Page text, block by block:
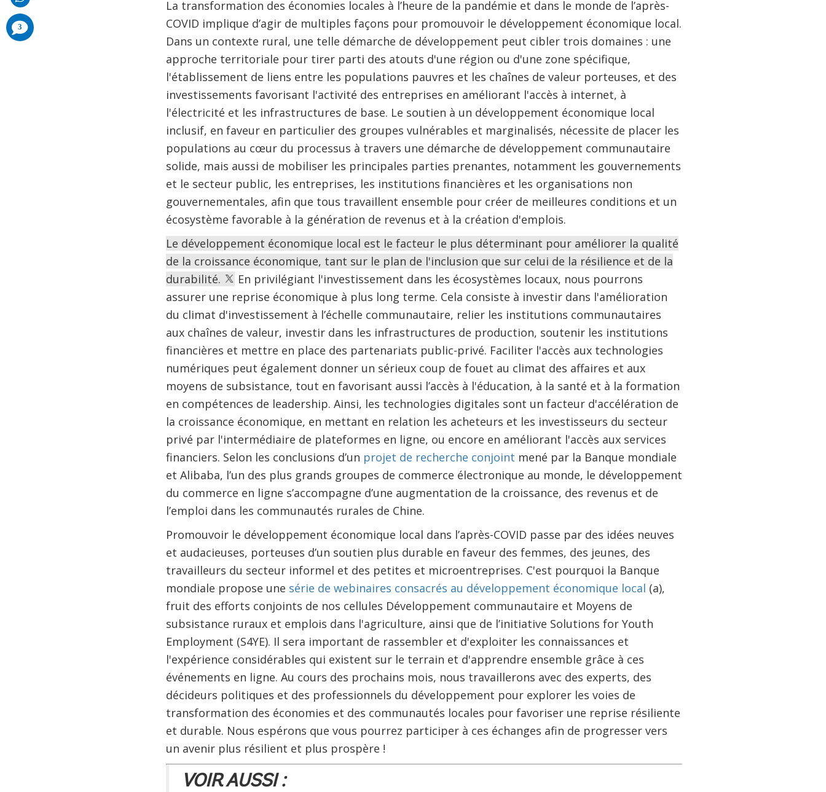
La transformation des économies locales à l’heure de la pandémie et dans le monde de l’après-
COVID implique d’agir de multiples façons pour promouvoir le développement économique local.
Dans un contexte rural, une telle démarche de développement peut cibler trois domaines : une
approche territoriale pour tirer parti des atouts d'une région ou d'une zone spécifique,
l'établissement de liens entre les populations pauvres et les chaînes de valeur porteuses, et des
investissements favorisant l'activité des entreprises en améliorant l'accès à internet, à
l'électricité et les infrastructures de base. Le soutien à un développement économique local
inclusif, en faveur en particulier des groupes vulnérables et marginalisés, nécessite de placer les
populations au cœur du processus à travers une démarche de développement communautaire
solide, mais aussi de mobiliser les principales parties prenantes, notamment les gouvernements
et le secteur public, les entreprises, les institutions financières et les organisations non
gouvernementales, afin que tous travaillent ensemble pour créer de meilleures conditions et un
écosystème favorable à la génération de revenus et à la création d'emplois.
Le développement économique local est le facteur le plus déterminant pour améliorer la qualité
de la croissance économique, tant sur le plan de l'inclusion que sur celui de la résilience et de la
durabilité.
En privilégiant l'investissement dans les écosystèmes locaux, nous pourrons
assurer une reprise économique à plus long terme. Cela consiste à investir dans l'amélioration
du climat d'investissement à l’échelle communautaire, relier les institutions communautaires
aux chaînes de valeur, investir dans les infrastructures de production, soutenir les institutions
financières et mettre en place des partenariats public-privé. Faciliter l'accès aux technologies
numériques peut également donner un sérieux coup de fouet au climat des affaires et aux
moyens de subsistance, tout en favorisant aussi l’accès à l'éducation, à la santé et à la formation
en compétences de leadership. Ainsi, les technologies digitales sont un facteur d'accélération de
la croissance économique, en mettant en relation les acheteurs et les investisseurs du secteur
privé par l'intermédiaire de plateformes en ligne, ou encore en améliorant l'accès aux services
financiers. Selon les conclusions d’un projet de recherche conjoint mené par la Banque mondiale
et Alibaba, l’un des plus grands groupes de commerce électronique au monde, le développement
du commerce en ligne s’accompagne d’une augmentation de la croissance, des revenus et de
l’emploi dans les communautés rurales de Chine.
Promouvoir le développement économique local dans l’après-COVID passe par des idées neuves
et audacieuses, porteuses d’un soutien plus durable en faveur des femmes, des jeunes, des
travailleurs du secteur informel et des petites et microentreprises. C'est pourquoi la Banque
mondiale propose une série de webinaires consacrés au développement économique local (a),
fruit des efforts conjoints de nos cellules Développement communautaire et Moyens de
subsistance ruraux et emplois dans l'agriculture, ainsi que de l’initiative Solutions for Youth
Employment (S4YE). Il sera important de rassembler et d'exploiter les connaissances et
l'expérience considérables qui existent sur le terrain et d'apprendre ensemble grâce à ces
événements en ligne. Au cours des prochains mois, nous travaillerons avec des experts, des
décideurs politiques et des professionnels du développement pour explorer les voies de
transformation des économies et des communautés locales pour favoriser une reprise résiliente
et durable. Nous espérons que vous pourrez participer à ces échanges afin de progresser vers
un avenir plus résilient et plus prospère !
VOIR AUSSI :
3
comments
added